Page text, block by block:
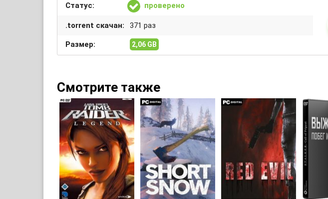
Статус: проверено
.torrent скачан: 371 раз
Размер: 2,06 GB
Смотрите также